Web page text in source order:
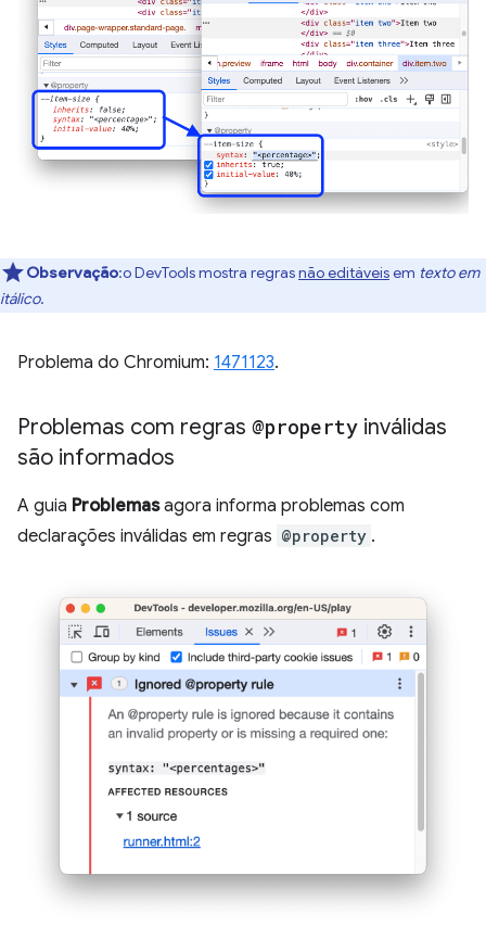
Observação:o DevTools mostra regrasnão editáveisem texto em
itálico.
Problema do Chromium: 1471123.
Problemas com regras @property inválidas
são informados
A guia Problemasagora informa problemas com
declarações inválidas em regras @property .